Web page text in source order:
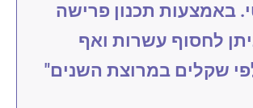
באמצעות תכנון פרישה
לחסוף עשרות ואף
שקלים במרוצת השנים"